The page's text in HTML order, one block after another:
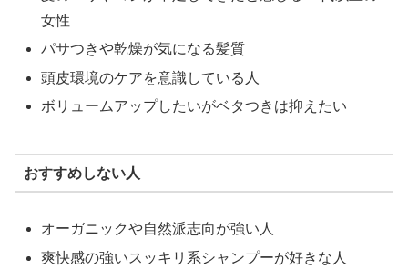
女性
パサつきや乾燥が気になる髪質
頭皮環境のケアを意識している人
ボリュームアップしたいがベタつきは抑えたい
おすすめしない人
オーガニックや自然派志向が強い人
爽快感の強いスッキリ系シャンプーが好きな人